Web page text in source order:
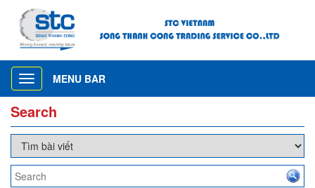
Toggle
navigation
MENU BAR
Search